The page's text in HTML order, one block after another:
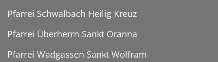
Pfarrei Schwalbach Heilig Kreuz
Pfarrei Überherrn Sankt Oranna
Pfarrei Wadgassen Sankt Wolfram